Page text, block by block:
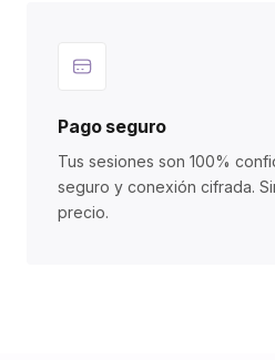
Pago seguro
Tus sesiones son 100%
seguro y conexión cifrada.
precio.